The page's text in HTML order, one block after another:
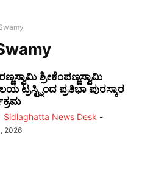
ಶ್ರೀಕೆಂಪಣ್ಣಸ್ವಾಮಿ
ಟ್ರಸ್ಟ್ನಿಂದ ಪ್ರತಿಭಾ ಪುರಸ್ಕಾರ
Sidlaghatta News Desk -
2026